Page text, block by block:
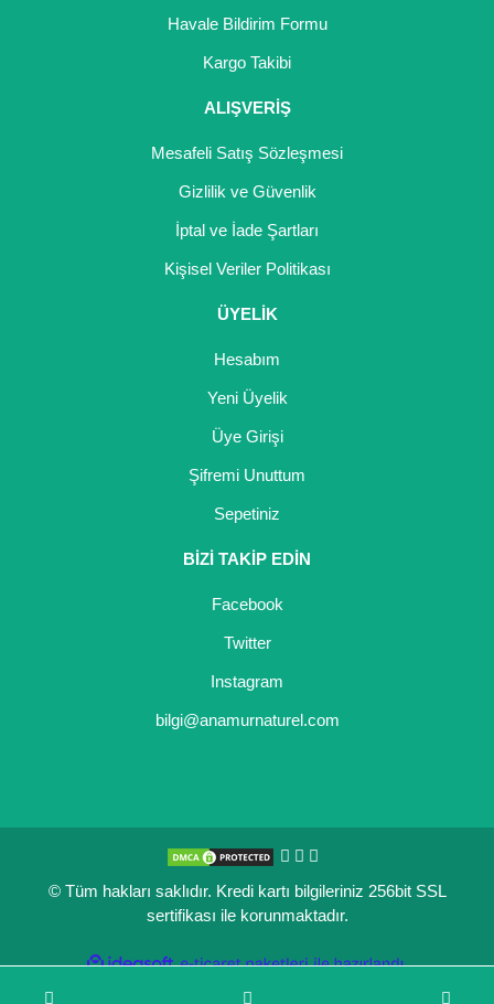
Havale Bildirim Formu
Kargo Takibi
ALIŞVERİŞ
Mesafeli Satış Sözleşmesi
Gizlilik ve Güvenlik
İptal ve İade Şartları
Kişisel Veriler Politikası
ÜYELİK
Hesabım
Yeni Üyelik
Üye Girişi
Şifremi Unuttum
Sepetiniz
BİZİ TAKİP EDİN
Facebook
Twitter
Instagram
bilgi@anamurnaturel.com
© Tüm hakları saklıdır. Kredi kartı bilgileriniz 256bit SSL
sertifikası ile korunmaktadır.
ideasoft
e-
ile